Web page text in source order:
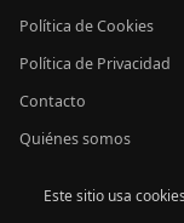
Política de Cookies
Política de Privacidad
Contacto
Quiénes somos
Este sitio usa